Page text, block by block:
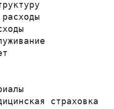
расходы
расходы
|